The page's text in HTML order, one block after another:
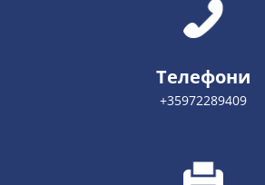
Телефони
+35972289409